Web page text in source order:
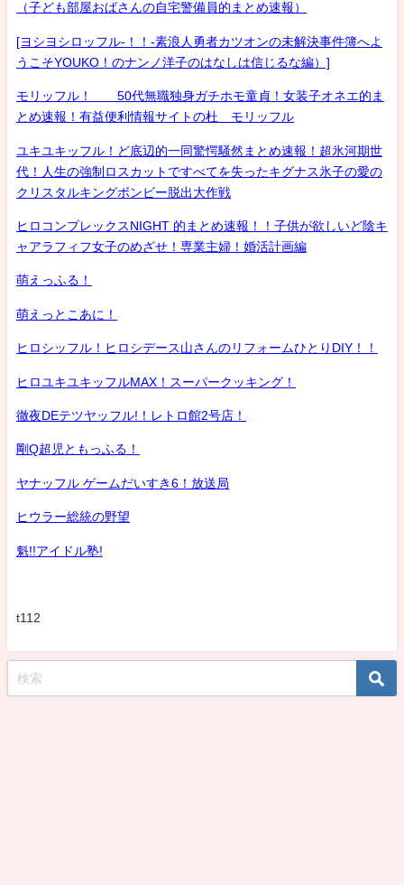
（子ども部屋おばさんの自宅警備員的まとめ速報）
[ヨシヨシロッフル-！！-素浪人勇者カツオンの未解決事件簿へよ
うこそYOUKO！のナンノ洋子のはなしは信じるな編）]
モリッフル！ 50代無職独身ガチホモ童貞！女装子オネエ的ま
とめ速報！有益便利情報サイトの杜 モリッフル
ユキユキッフル！ど底辺的一同驚愕騒然まとめ速報！超氷河期世
代！人生の強制ロスカットですべてを失ったキグナス氷子の愛の
クリスタルキングボンビー脱出大作戦
ヒロコンプレックスNIGHT 的まとめ速報！！子供が欲しいど陰キ
ャアラフィフ女子のめざせ！専業主婦！婚活計画編
萌えっふる！
萌えっとこあに！
ヒロシッフル！ヒロシデース山さんのリフォームひとりDIY！！
ヒロユキユキッフルMAX！スーパークッキング！
徹夜DEテツヤッフル!！レトロ館2号店！
剛Q超児ともっふる！
ヤナッフル ゲームだいすき6！放送局
ヒウラー総統の野望
魁!!アイドル塾!
t112